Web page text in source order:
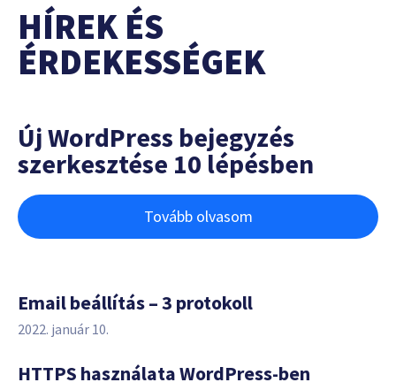
HÍREK ÉS
ÉRDEKESSÉGEK
Új WordPress bejegyzés
szerkesztése 10 lépésben
Tovább olvasom
Email beállítás – 3 protokoll
2022. január 10.
HTTPS használata WordPress-ben